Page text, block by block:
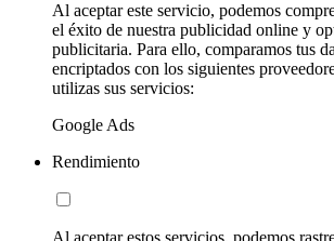
Al aceptar este servicio, podemos
el éxito de nuestra publicidad online y
publicitaria. Para ello, comparamos tus
encriptados con los siguientes
utilizas sus servicios:
Google Ads
Rendimiento